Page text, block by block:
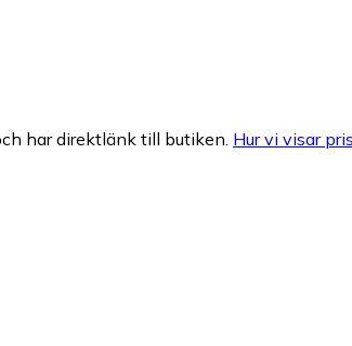
har direktlänk till butiken. Hur vi visar